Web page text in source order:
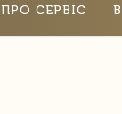
ПРО СЕРВІС